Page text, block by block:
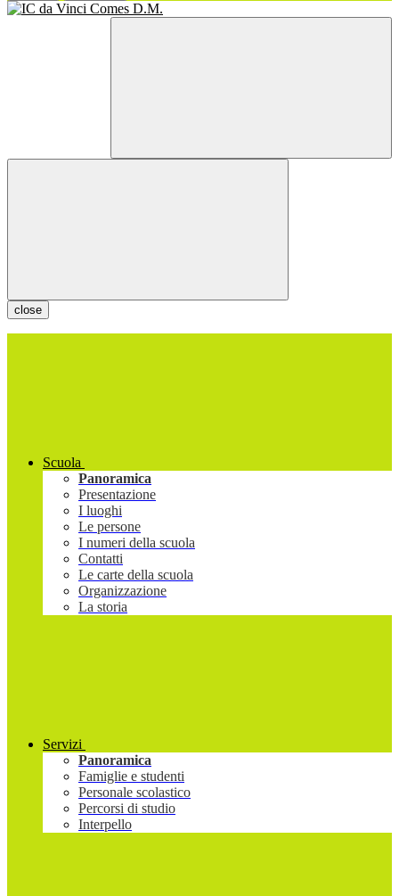
close
Scuola
Panoramica
Presentazione
I luoghi
Le persone
I numeri della scuola
Contatti
Le carte della scuola
Organizzazione
La storia
Servizi
Panoramica
Famiglie e studenti
Personale scolastico
Percorsi di studio
Interpello